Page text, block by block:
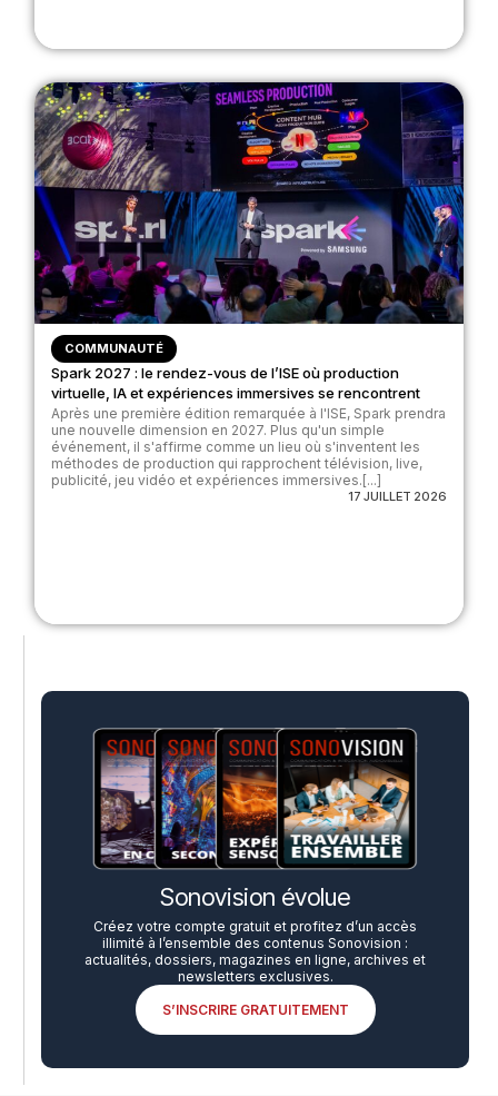
COMMUNAUTÉ
Spark 2027 : le rendez-vous de l’ISE où production
virtuelle, IA et expériences immersives se rencontrent
Après une première édition remarquée à l'ISE, Spark prendra
une nouvelle dimension en 2027. Plus qu'un simple
événement, il s'affirme comme un lieu où s'inventent les
méthodes de production qui rapprochent télévision, live,
publicité, jeu vidéo et expériences immersives.[...]
17 JUILLET 2026
Sonovision évolue
Créez votre compte gratuit et profitez d’un accès
illimité à l’ensemble des contenus Sonovision :
actualités, dossiers, magazines en ligne, archives et
newsletters exclusives.
S’INSCRIRE GRATUITEMENT